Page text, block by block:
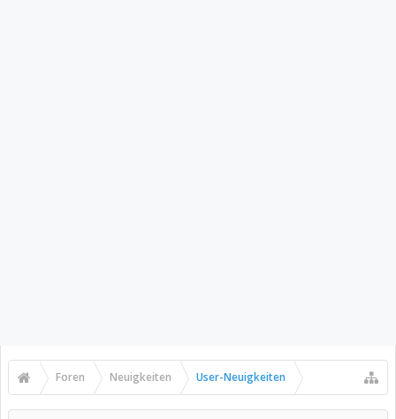
Foren Neuigkeiten User-Neuigkeiten